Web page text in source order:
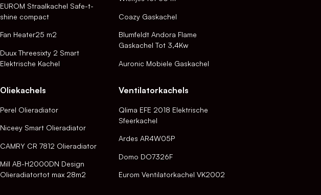
EUROM Straalkachel Safe-t-
shine compact
Fan Heater25 m2
Duux Threesixty 2 Smart
Elektrische Kachel
Oliekachels
Perel Olieradiator
Niceey Smart Olieradiator
CAMRY CR 7812 Olieradiator
Mill AB-H2000DN Design
Olieradiatortot max 28m2
Coazy Gaskachel
Blumfeldt Andora Flame
Gaskachel Tot 3,4Kw
Auronic Mobiele Gaskachel
Ventilatorkachels
Qlima EFE 2018 Elektrische
Sfeerkachel
Ardes AR4W05P
Domo DO7326F
Eurom Ventilatorkachel VK2002